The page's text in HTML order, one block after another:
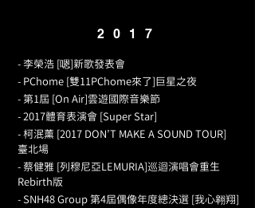
2017
- 李榮浩 [嗯]新歌發表會
- PChome [雙11PChome來了]巨星之夜
- 第1屆 [On Air]雲遊國際音樂節
- 2017體育表演會 [Super Star]
- 柯泯薰 [2017 DON’T MAKE A SOUND TOUR]
臺北場
- 蔡健雅 [列穆尼亞LEMURIA]巡迴演唱會重生
Rebirth版
- SNH48 Group 第4屆偶像年度總決選 [我心翱翔]